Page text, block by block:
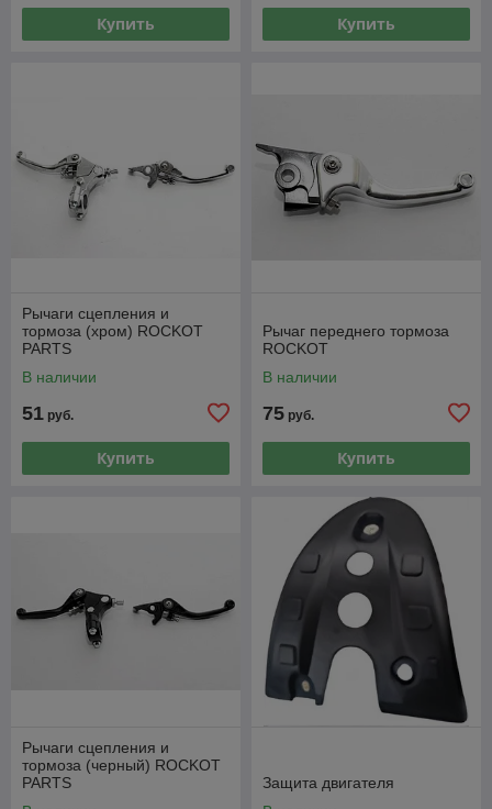
Купить Купить
Рычаги сцепления и
тормоза (хром) ROCKOT
PARTS
В наличии
51 руб.
Купить
Рычаг переднего тормоза
ROCKOT
В наличии
75 руб.
Купить
Рычаги сцепления и
тормоза (черный) ROCKOT
PARTS
Защита двигателя